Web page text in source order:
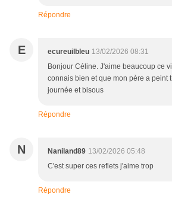
Répondre
E ecureuilbleu 13/02/2026 08:31
Bonjour Céline. J'aime beaucoup ce
connais bien et que mon père a peint
journée et bisous
Répondre
N Naniland89 13/02/2026 05:48
C'est super ces reflets j'aime trop
Répondre